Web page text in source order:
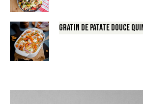
Gratin de Patate douce